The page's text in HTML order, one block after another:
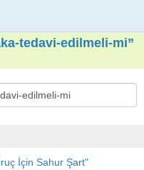
tedavi-edilmeli-mi”
İçin Sahur Şart"